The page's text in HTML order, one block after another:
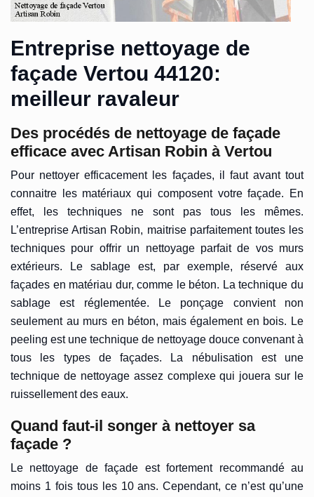
Entreprise nettoyage de
façade Vertou 44120:
meilleur ravaleur
Des procédés de nettoyage de façade
efficace avec Artisan Robin à Vertou
Pour nettoyer efficacement les façades, il faut avant tout
connaitre les matériaux qui composent votre façade. En
effet, les techniques ne sont pas tous les mêmes.
L’entreprise Artisan Robin, maitrise parfaitement toutes les
techniques pour offrir un nettoyage parfait de vos murs
extérieurs. Le sablage est, par exemple, réservé aux
façades en matériau dur, comme le béton. La technique du
sablage est réglementée. Le ponçage convient non
seulement au murs en béton, mais également en bois. Le
peeling est une technique de nettoyage douce convenant à
tous les types de façades. La nébulisation est une
technique de nettoyage assez complexe qui jouera sur le
ruissellement des eaux.
Quand faut-il songer à nettoyer sa
façade ?
Le nettoyage de façade est fortement recommandé au
moins 1 fois tous les 10 ans. Cependant, ce n’est qu’une